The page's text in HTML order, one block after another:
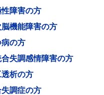
障害の方
機能障害の方
の方
失調感情障害の方
析の方
調症の方